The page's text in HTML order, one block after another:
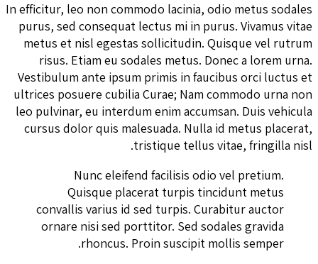
In efficitur, leo non commodo lacinia, odio metus sodales
purus, sed consequat lectus mi in purus. Vivamus vitae
metus et nisl egestas sollicitudin. Quisque vel rutrum
risus. Etiam eu sodales metus. Donec a lorem urna.
Vestibulum ante ipsum primis in faucibus orci luctus et
ultrices posuere cubilia Curae; Nam commodo urna non
leo pulvinar, eu interdum enim accumsan. Duis vehicula
cursus dolor quis malesuada. Nulla id metus placerat,
tristique tellus vitae, fringilla nisl.
Nunc eleifend facilisis odio vel pretium.
Quisque placerat turpis tincidunt metus
convallis varius id sed turpis. Curabitur auctor
ornare nisi sed porttitor. Sed sodales gravida
rhoncus. Proin suscipit mollis semper.